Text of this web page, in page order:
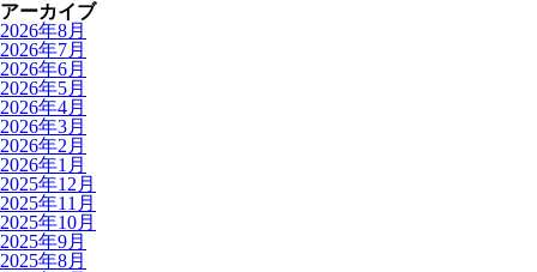
アーカイブ
2026年8月
2026年7月
2026年6月
2026年5月
2026年4月
2026年3月
2026年2月
2026年1月
2025年12月
2025年11月
2025年10月
2025年9月
2025年8月